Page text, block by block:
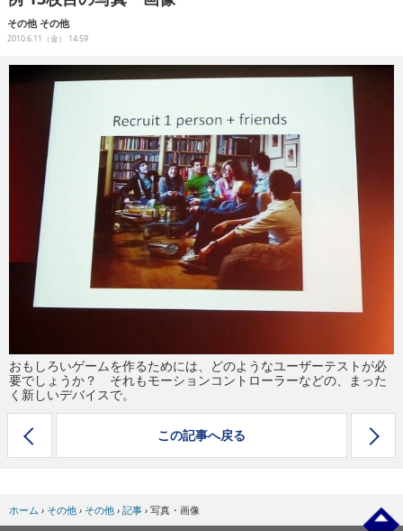
産業政策
イベント/セミナー
eスポーツ
その他 その他
2010.6.11（金） 14:59
おもしろいゲームを作るためには、どのようなユーザーテストが必
要でしょうか？ それもモーションコントローラーなどの、まった
く新しいデバイスで。
この記事へ戻る
ホーム › その他 › その他 › 記事 › 写真・画像